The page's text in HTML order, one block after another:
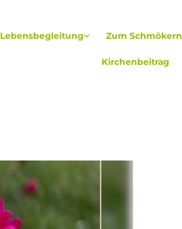
Lebensbegleitung Zum Schmökern
Kirchenbeitrag